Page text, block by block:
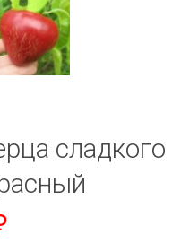
сладкого